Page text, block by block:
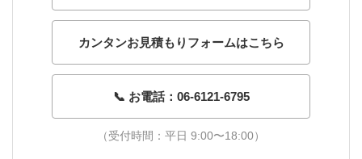
カンタンお見積もりフォームはこちら
📞 お電話：06-6121-6795
（受付時間：平日 9:00〜18:00）